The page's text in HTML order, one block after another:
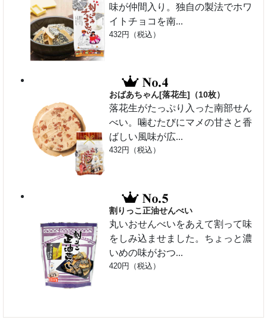
味が仲間入り。独自の製法でホワ
イトチョコを南...
432円（税込）
おばあちゃん[落花生]（10枚）
落花生がたっぷり入った南部せん
べい。噛むたびにマメの甘さと香
ばしい風味が広...
432円（税込）
割りっこ正油せんべい
丸いおせんべいをあえて割って味
をしみ込ませました。ちょっと濃
いめの味がおつ...
420円（税込）